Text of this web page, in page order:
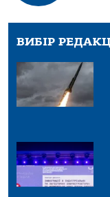
ВИБІР